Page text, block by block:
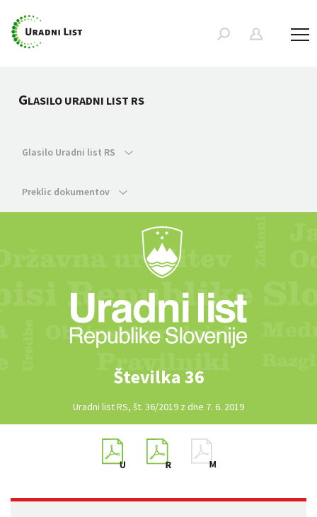
GLASILO URADNI LIST RS
Glasilo Uradni list RS
Preklic dokumentov
Številka 36
Uradni list RS, št. 36/2019 z dne 7. 6. 2019